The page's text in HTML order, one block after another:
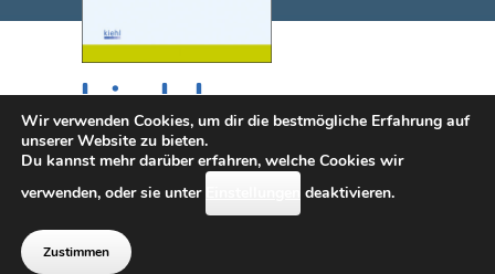
© 2025 NWB Verlag. Kiehl ist eine Marke des NWB Verlags.
Kontakt | Impressum
| Erklärung zur
Barrierefreiheit (diese Seite wird i.S.d.
Barrierefreiheit überarbeitet)
Wir verwenden Cookies, um dir die bestmögliche Erfahrung auf
unserer Website zu bieten.
Du kannst mehr darüber erfahren, welche Cookies wir
verwenden, oder sie unter
deaktivieren.
Zustimmen